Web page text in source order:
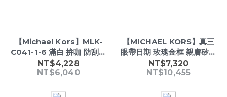
【Michael Kors】MLK-
C041-1-6 滿白 拚咖 防刮皮
革 鏈條斜背包/小方包
NT$4,228
NT$6,040
【MICHAEL KORS】真三
眼帶日期 玫瑰金框 親膚矽膠
夜光腕錶-
NT$7,320
NT$10,455